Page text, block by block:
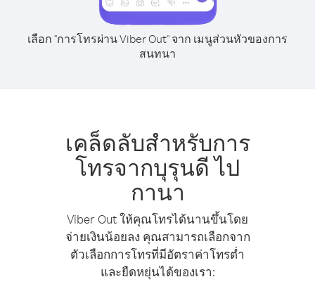
เลือก "การโทรผ่าน Viber Out" จาก เมนูส่วนหัวของการ
สนทนา
เคล็ดลับสำหรับการ
โทรจากบุรุนดี ไป
กานา
Viber Out ให้คุณโทรได้นานขึ้นโดย
จ่ายเงินน้อยลง คุณสามารถเลือกจาก
ตัวเลือกการโทรที่มีอัตราค่าโทรต่ำ
และยืดหยุ่นได้ของเรา: